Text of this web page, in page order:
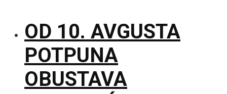
OD 10. AVGUSTA
POTPUNA
OBUSTAVA